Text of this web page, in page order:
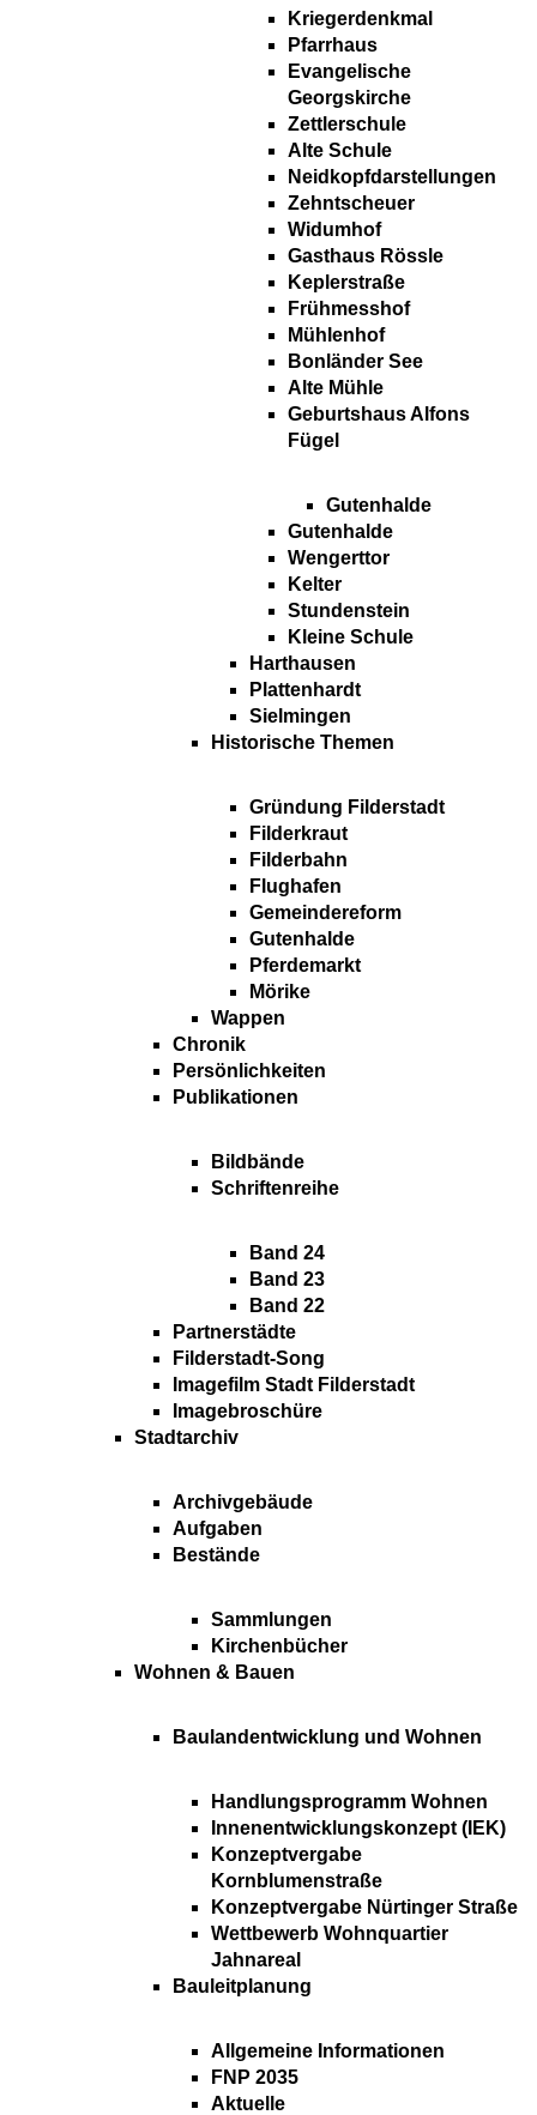
Kriegerdenkmal
Pfarrhaus
Evangelische
Georgskirche
Zettlerschule
Alte Schule
Neidkopfdarstellungen
Zehntscheuer
Widumhof
Gasthaus Rössle
Keplerstraße
Frühmesshof
Mühlenhof
Bonländer See
Alte Mühle
Geburtshaus Alfons
Fügel
Gutenhalde
Gutenhalde
Wengerttor
Kelter
Stundenstein
Kleine Schule
Harthausen
Plattenhardt
Sielmingen
Historische Themen
Gründung Filderstadt
Filderkraut
Filderbahn
Flughafen
Gemeindereform
Gutenhalde
Pferdemarkt
Mörike
Wappen
Chronik
Persönlichkeiten
Publikationen
Bildbände
Schriftenreihe
Band 24
Band 23
Band 22
Partnerstädte
Filderstadt-Song
Imagefilm Stadt Filderstadt
Imagebroschüre
Stadtarchiv
Archivgebäude
Aufgaben
Bestände
Sammlungen
Kirchenbücher
Wohnen & Bauen
Baulandentwicklung und Wohnen
Handlungsprogramm Wohnen
Innenentwicklungskonzept (IEK)
Konzeptvergabe
Kornblumenstraße
Konzeptvergabe Nürtinger Straße
Wettbewerb Wohnquartier
Jahnareal
Bauleitplanung
Allgemeine Informationen
FNP 2035
Aktuelle